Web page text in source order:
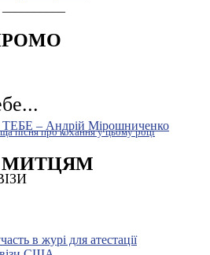
пісня про кохання у цьому році
МИТЦЯМ